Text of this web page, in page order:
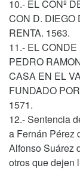
10.- EL CONº
CON D. DIEGO
RENTA. 1563.
11.- EL
PEDRO
CASA EN EL
FUNDADO
1571.
12.- Sentencia
a Fernán Pérez
Alfonso Suárez
otros que dejen